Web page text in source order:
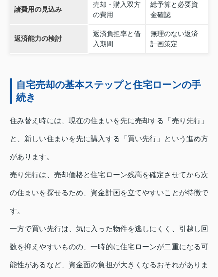
諸費用の見込み
売却・購入双方
の費用
総予算と必要資
金確認
返済能力の検討
返済負担率と借
入期間
無理のない返済
計画策定
自宅売却の基本ステップと住宅ローンの手
続き
住み替え時には、現在の住まいを先に売却する「売り先行」
と、新しい住まいを先に購入する「買い先行」という進め方
があります。
売り先行は、売却価格と住宅ローン残高を確定させてから次
の住まいを探せるため、資金計画を立てやすいことが特徴で
す。
一方で買い先行は、気に入った物件を逃しにくく、引越し回
数を抑えやすいものの、一時的に住宅ローンが二重になる可
能性があるなど、資金面の負担が大きくなるおそれがありま